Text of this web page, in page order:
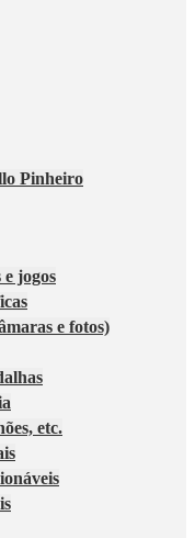
Pinheiro
jogos
e fotos)
etc.